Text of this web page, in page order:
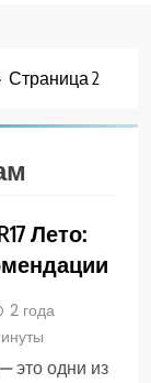
Страница 2
Лето:
2 года
это одни из